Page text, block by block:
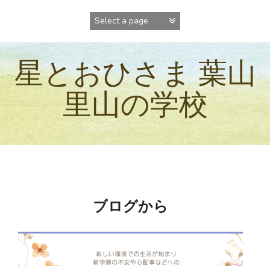
ン
ツ
ス
プ
星とおひさま 葉山
里山の学校
ブログから